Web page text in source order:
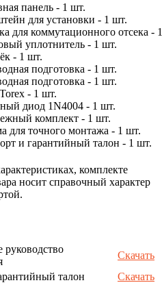
панель - 1 шт.
для установки - 1 шт.
для коммутационного отсека -
уплотнитель - 1 шт.
- 1 шт.
подготовка - 1 шт.
подготовка - 1 шт.
- 1 шт.
диод 1N4004 - 1 шт.
комплект - 1 шт.
для точного монтажа - 1 шт.
и гарантийный талон - 1 шт.
комплекте
носит справочный характер
руководство
Скачать
талон
Скачать